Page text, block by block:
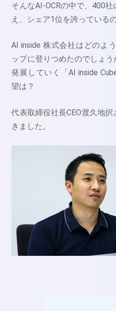
そんなAI-OCRの中で、400
え、シェア1位を誇っている
AI inside 株式会社はどのよ
ップに登りつめたのでしょ
発展していく「AI inside
望は？
代表取締役社長CEO渡久地
きました。